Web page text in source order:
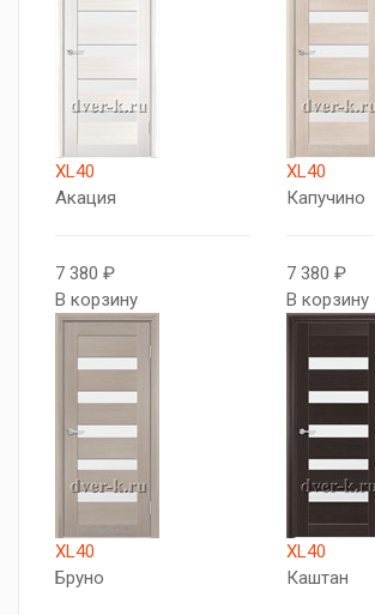
XL40
Акация
7 380 ₽
В корзину
XL40
Капучино
7 380 ₽
В корзину
XL40
Бруно
XL40
Каштан